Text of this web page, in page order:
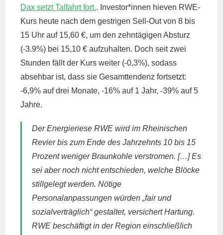
Dax setzt Talfahrt fort.. Investor*innen hieven RWE-
Kurs heute nach dem gestrigen Sell-Out von 8 bis
15 Uhr auf 15,60 €, um den zehntägigen Absturz
(-3.9%) bei 15,10 € aufzuhalten. Doch seit zwei
Stunden fällt der Kurs weiter (-0,3%), sodass
absehbar ist, dass sie Gesamttendenz fortsetzt:
-6,9% auf drei Monate, -16% auf 1 Jahr, -39% auf 5
Jahre.
Der Energieriese RWE wird im Rheinischen
Revier bis zum Ende des Jahrzehnts 10 bis 15
Prozent weniger Braunkohle verstromen. […] Es
sei aber noch nicht entschieden, welche Blöcke
stillgelegt werden. Nötige
Personalanpassungen würden „fair und
sozialverträglich“ gestaltet, versichert Hartung.
RWE beschäftigt in der Region einschließlich